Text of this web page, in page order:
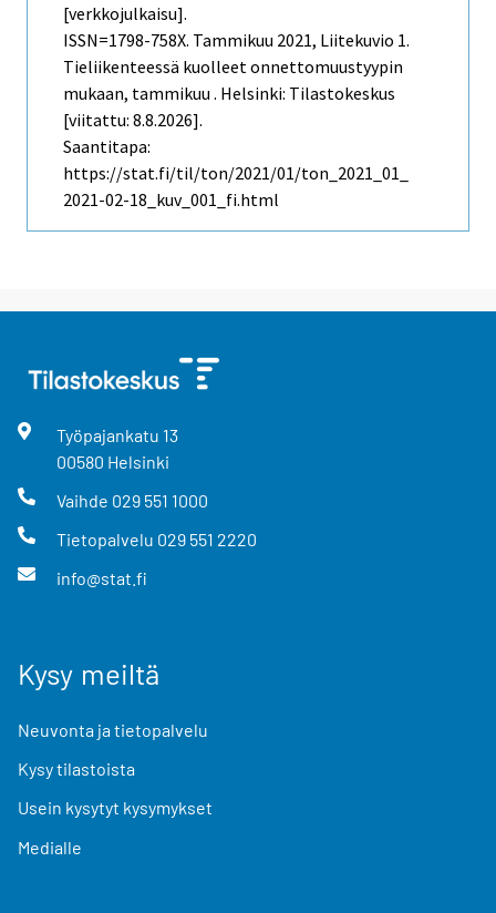
[verkkojulkaisu].
ISSN=1798-758X. Tammikuu 2021, Liitekuvio 1.
Tieliikenteessä kuolleet onnettomuustyypin
mukaan, tammikuu . Helsinki: Tilastokeskus
[viitattu: 8.8.2026].
Saantitapa:
https://stat.fi/til/ton/2021/01/ton_2021_01_
2021-02-18_kuv_001_fi.html
Työpajankatu 13
00580 Helsinki
Vaihde 029 551 1000
Tietopalvelu 029 551 2220
info@stat.fi
Kysy meiltä
Neuvonta ja tietopalvelu
Kysy tilastoista
Usein kysytyt kysymykset
Medialle